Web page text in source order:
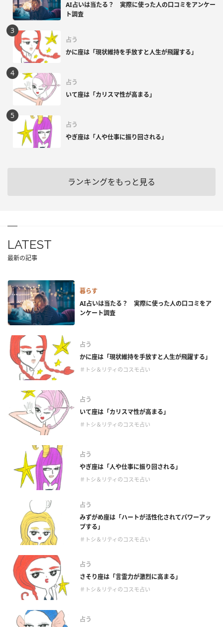
AI占いは当たる？ 実際に使った人の口コミをアンケー
ト調査
占う
かに座は「現状維持を手放すと人生が飛躍する」
占う
いて座は「カリスマ性が高まる」
占う
やぎ座は「人や仕事に振り回される」
ランキングをもっと見る
LATEST
最新の記事
暮らす
AI占いは当たる？ 実際に使った人の口コミをア
ンケート調査
占う
かに座は「現状維持を手放すと人生が飛躍する」
＃トシ＆リティのコスモ占い
占う
いて座は「カリスマ性が高まる」
＃トシ＆リティのコスモ占い
占う
やぎ座は「人や仕事に振り回される」
＃トシ＆リティのコスモ占い
占う
みずがめ座は「ハートが活性化されてパワーアッ
プする」
＃トシ＆リティのコスモ占い
占う
さそり座は「言霊力が激烈に高まる」
＃トシ＆リティのコスモ占い
占う